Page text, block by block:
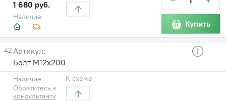
Наличие
1 680 руб.
Купить
42
Болт М12х200
Наличие
Обратитесь к
консультанту
К схеме